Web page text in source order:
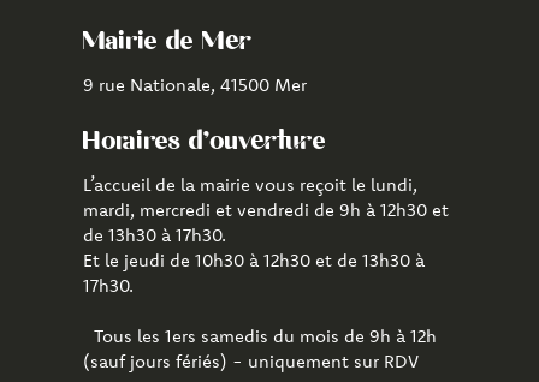
Mairie de Mer
9 rue Nationale, 41500 Mer
Horaires d'ouverture
L’accueil de la mairie vous reçoit le lundi,
mardi, mercredi et vendredi de 9h à 12h30 et
de 13h30 à 17h30.
Et le jeudi de 10h30 à 12h30 et de 13h30 à
17h30.
Tous les 1ers samedis du mois de 9h à 12h
(sauf jours fériés) - uniquement sur RDV